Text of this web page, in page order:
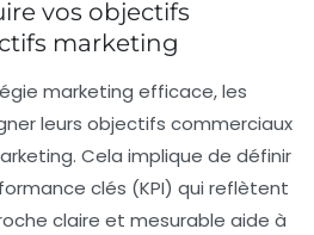
vos objectifs
marketing
marketing efficace, les
leurs objectifs commerciaux
Cela implique de définir
clés (KPI) qui reflètent
claire et mesurable aide à